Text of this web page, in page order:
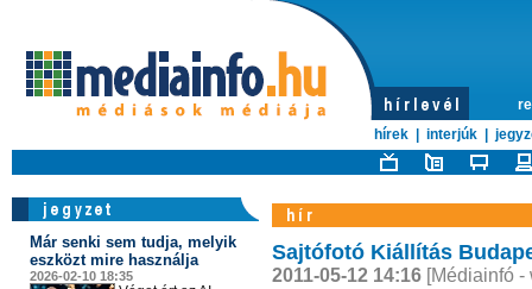
hírek
interjúk
Már senki sem tudja, melyik
eszközt mire használja
2026-02-10 18:35
Sajtófotó Kiállítás
2011-05-12 14:16[Médiainfó -